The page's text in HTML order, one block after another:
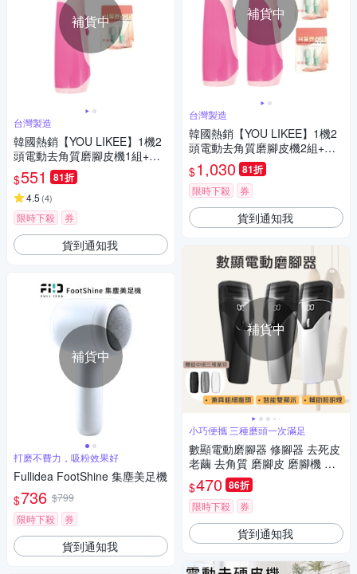
補貨中
台灣製造
韓國熱銷【YOU LIKEE】1機2
頭電動去角質磨腳皮機1組+替
換芯頭1組
$551 81折
4.5 (4)
限時下殺 券
貨到通知我
補貨中
打磨不費力，吸粉效果好
Fullidea FootShine 集塵美足機
$736 $799
限時下殺
券
貨到通知我
補貨中
台灣製造
韓國熱銷【YOU LIKEE】1機2
頭電動去角質磨腳皮機2組+替
換芯頭2組
$1,030 81折
限時下殺 券
貨到通知我
補貨中
小巧便攜 三種磨頭一次滿足
數顯電動磨腳器 修腳器 去死皮
老繭 去角質 磨腳皮 磨腳機 修
足機 磨腳皮神器 自動磨腳皮 磨
足機 去老繭
$470 86折
限時下殺 券
貨到通知我